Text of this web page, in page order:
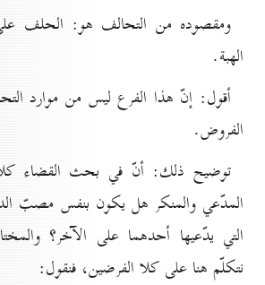
ومقصوده من التحالف هو: الحلف على
الهبة.
أقول: إنّ هذا الفرع ليس من موارد
الفروض.
توضيح ذلك: أنّ في بحث القضاء
المدّعي والمنكر هل يكون بنفس مصبّ
التي يدّعيها أحدهما على الآخر؟
نتكلّم هنا على كلا الفرضين، فنقول: